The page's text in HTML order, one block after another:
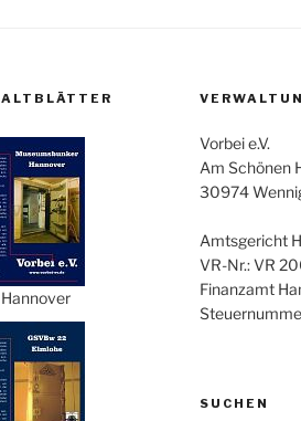
Vorbei e.V.
Am Schönen
30974
Amtsgericht
VR-Nr.: VR
Finanzamt
SUCHEN